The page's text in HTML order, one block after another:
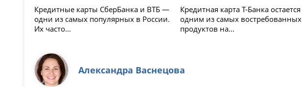
Кредитные карты СберБанка и ВТБ —
одни из самых популярных в России.
Их часто...
Кредитная карта Т-Банка остается
одним из самых востребованных
продуктов на...
Александра Васнецова